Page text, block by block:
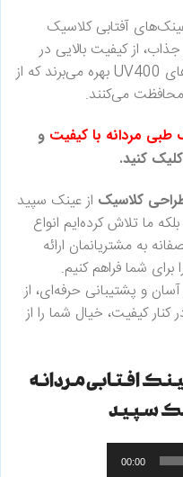
آفتابی کلاسیک
از کیفیت بالایی در
ساخت برخوردارند. این عینک‌ها از لنزهای UV400 بهره می‌برند که از
می‌کنند.
طبی مردانه با کیفیت و
کنید.
کلاسیک از عینک سپید
ما تلاش کرده‌ایم انواع
به مشتریانمان ارائه
شما فراهم کنیم.
و پشتیبانی حرفه‌ای، از
کیفیت، خیال شما را از
افتابی مردانه
سپید
00:00